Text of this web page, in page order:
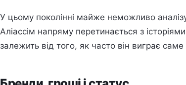
У цьому поколінні майже неможливо
Аліассім напряму перетинається з історіями
залежить від того, як часто він виграє саме